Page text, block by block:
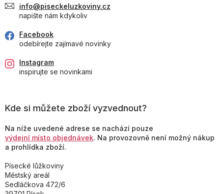
info@piseckeluzkoviny.cz
napište nám kdykoliv
Facebook
odebírejte zajímavé novinky
Instagram
inspirujte se novinkami
Kde si můžete zboží vyzvednout?
Na níže uvedené adrese se nachází pouze
výdejní místo objednávek. Na provozovně není možný nákup
a prohlídka zboží.
Písecké lůžkoviny
Městský areál
Sedláčkova 472/6